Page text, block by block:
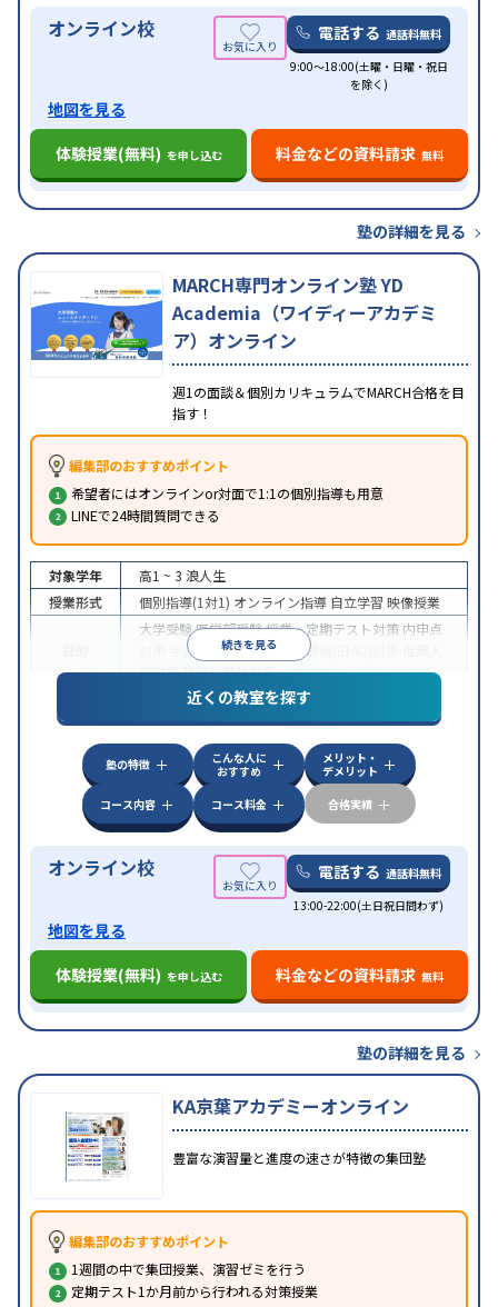
オンライン校 電話する 通話料無料
9:00～18:00(土曜・日曜・祝日
を除く)
地図を見る
体験授業(無料) を申し込む 料金などの資料請求 無料
塾の詳細を見る
MARCH専門オンライン塾 YD
Academia（ワイディーアカデミ
ア）オンライン
週1の面談＆個別カリキュラムでMARCH合格を目
指す！
編集部のおすすめポイント
希望者にはオンラインor対面で1:1の個別指導も用意
LINEで24時間質問できる
続きを見る
対象学年 高1 ~ 3 浪人生
授業形式
個別指導(1対1) オンライン指導 自立学習 映像授業
大学受験医学部受験授業・定期テスト対策 内申点
学習習慣の定着 総合型選抜(旧AO)対策
試対策学校別特化対策
特徴
中高一貫校生に対応授業の振替可能
学習にPC・タブレットを利用オンライン対応1
科目から受講可能
近くの教室を探す
塾の特徴
こんな人に
おすすめ
メリット・
デメリット
コース内容
コース料金 合格実績
オンライン校 電話する 通話料無料
13:00-22:00(土日祝日問わず)
地図を見る
体験授業(無料) を申し込む 料金などの資料請求 無料
塾の詳細を見る
KA京葉アカデミーオンライン
豊富な演習量と進度の速さが特徴の集団塾
編集部のおすすめポイント
1週間の中で集団授業、演習ゼミを行う
定期テスト1か月前から行われる対策授業